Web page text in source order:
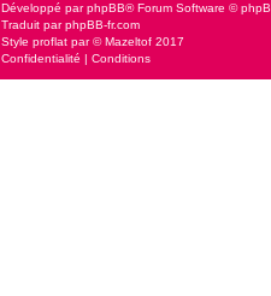
Développé parphpBB® Forum Software ©
Traduit parphpBB-fr.com
Style proflat par ©Mazeltof 2017
Confidentialité | Conditions